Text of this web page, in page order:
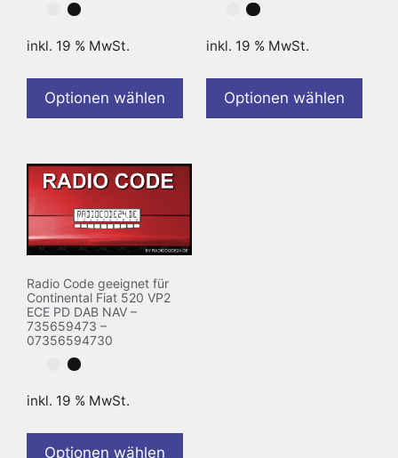
inkl. 19 % MwSt.
Optionen wählen
inkl. 19 % MwSt.
Optionen wählen
Radio Code geeignet für
Continental Fiat 520 VP2
ECE PD DAB NAV –
735659473 –
07356594730
inkl. 19 % MwSt.
Optionen wählen